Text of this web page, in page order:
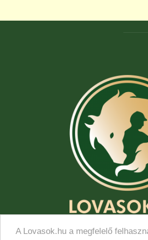
A Lovasok.hu a megfelelő
© Lovasok.hu